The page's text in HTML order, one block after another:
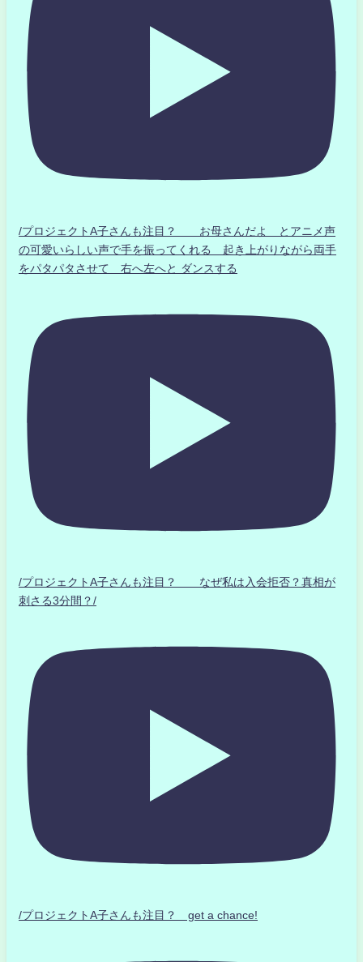
/プロジェクトA子さんも注目？ お母さんだよ とアニメ声
の可愛いらしい声で手を振ってくれる 起き上がりながら両手
をパタパタさせて 右へ左へと ダンスする
/プロジェクトA子さんも注目？ なぜ私は入会拒否？真相が
刺さる3分間？/
/プロジェクトA子さんも注目？ get a chance!